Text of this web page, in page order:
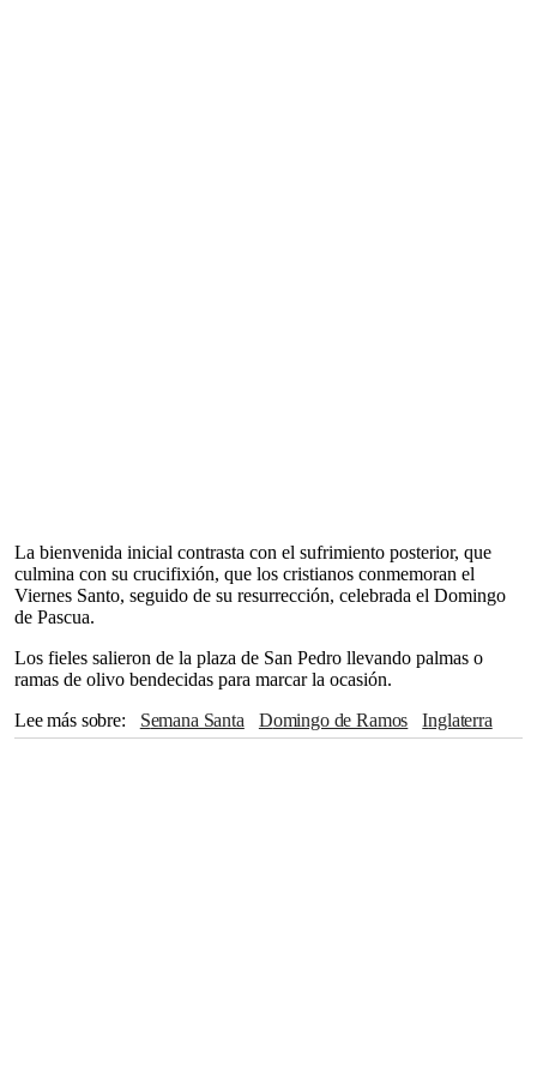
La bienvenida inicial contrasta con el sufrimiento posterior, que
culmina con su crucifixión, que los cristianos conmemoran el
Viernes Santo, seguido de su resurrección, celebrada el Domingo
de Pascua.
Los fieles salieron de la plaza de San Pedro llevando palmas o
ramas de olivo bendecidas para marcar la ocasión.
Lee más sobre
Semana Santa Domingo de Ramos
Inglaterra